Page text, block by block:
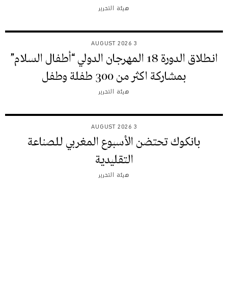
هيئة التحرير
3 AUGUST 2026
انطلاق الدورة 18 المهرجان الدولي “أطفال السلام”
بمشاركة اكثر من 300 طفلة وطفل
هيئة التحرير
3 AUGUST 2026
بانكوك تحتضن الأسبوع المغربي للصناعة
التقليدية
هيئة التحرير